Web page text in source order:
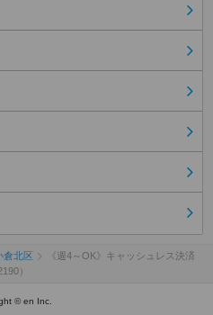
倉北区
《週4～OK》キャッシュレス決済
）
© en Inc.